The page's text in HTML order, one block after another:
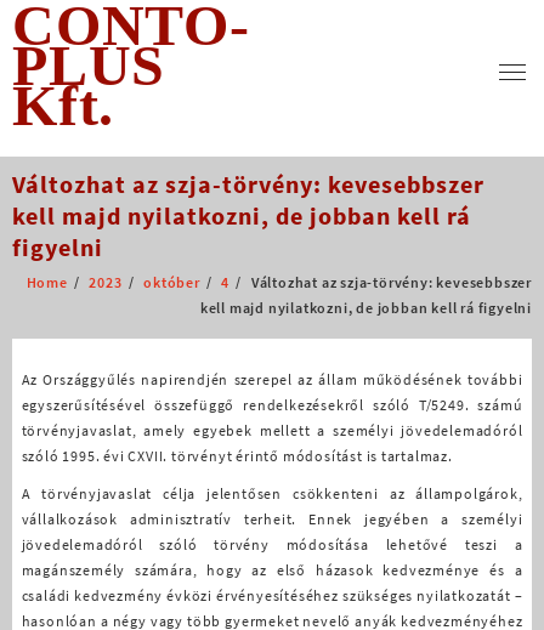
Skip
content
CONTO-
PLUS
Kft.
Változhat az szja-törvény: kevesebbszer
kell majd nyilatkozni, de jobban kell rá
figyelni
Home 2023 október 4
Változhat az szja-törvény: kevesebbszer
kell majd nyilatkozni, de jobban kell rá figyelni
Az Országgyűlés napirendjén szerepel az állam működésének további
egyszerűsítésével összefüggő rendelkezésekről szóló T/5249. számú
törvényjavaslat, amely egyebek mellett a személyi jövedelemadóról
szóló 1995. évi CXVII. törvényt érintő módosítást is tartalmaz.
A törvényjavaslat célja jelentősen csökkenteni az állampolgárok,
vállalkozások adminisztratív terheit. Ennek jegyében a személyi
jövedelemadóról szóló törvény módosítása lehetővé teszi a
magánszemély számára, hogy az első házasok kedvezménye és a
családi kedvezmény évközi érvényesítéséhez szükséges nyilatkozatát –
hasonlóan a négy vagy több gyermeket nevelő anyák kedvezményéhez